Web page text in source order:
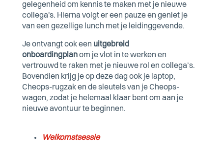
gelegenheid om kennis te maken met je nieuwe
collega's. Hierna volgt er een pauze en geniet je
van een gezellige lunch met je leidinggevende.
Je ontvangt ook een uitgebreid
onboardingplanom je vlot in te werken en
vertrouwd te raken met je nieuwe rol en collega’s.
Bovendien krijg je op deze dag ook je laptop,
Cheops-rugzak en de sleutels van je Cheops-
wagen, zodat je helemaal klaar bent om aan je
nieuwe avontuur te beginnen.
Welkomstsessie